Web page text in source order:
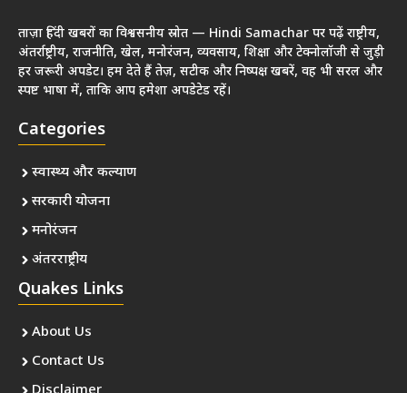
ताज़ा हिंदी खबरों का विश्वसनीय स्रोत — Hindi Samachar पर पढ़ें राष्ट्रीय,
अंतर्राष्ट्रीय, राजनीति, खेल, मनोरंजन, व्यवसाय, शिक्षा और टेक्नोलॉजी से जुड़ी
हर जरूरी अपडेट। हम देते हैं तेज़, सटीक और निष्पक्ष खबरें, वह भी सरल और
स्पष्ट भाषा में, ताकि आप हमेशा अपडेटेड रहें।
Categories
स्वास्थ्य और कल्याण
सरकारी योजना
मनोरंजन
अंतरराष्ट्रीय
Quakes Links
About Us
Contact Us